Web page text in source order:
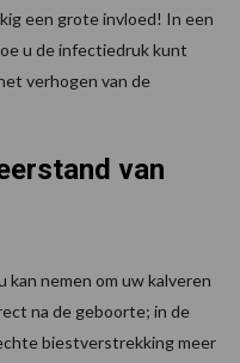
een grote invloed! In een
u de infectiedruk kunt
verhogen van de
van
kan nemen om uw kalveren
na de geboorte; in de
biestverstrekking meer